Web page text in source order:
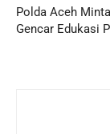
Polda Aceh
Gencar Edukasi